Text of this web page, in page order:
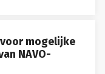
mogelijke
NAVO-